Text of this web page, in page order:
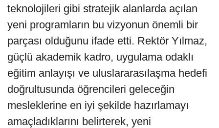
teknolojileri gibi stratejik alanlarda açılan
yeni programların bu vizyonun önemli bir
parçası olduğunu ifade etti. Rektör Yılmaz,
güçlü akademik kadro, uygulama odaklı
eğitim anlayışı ve uluslararasılaşma hedefi
doğrultusunda öğrencileri geleceğin
mesleklerine en iyi şekilde hazırlamayı
amaçladıklarını belirterek, yeni